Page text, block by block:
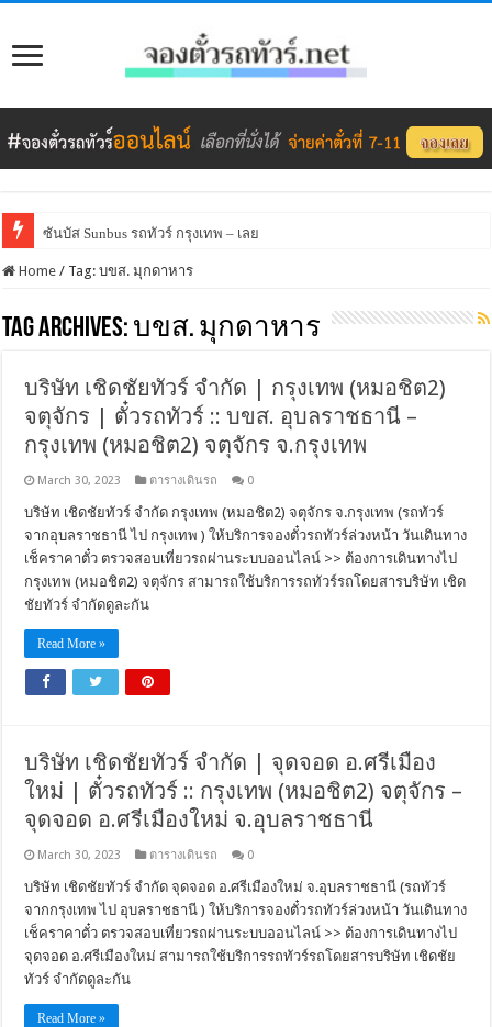
ซันบัส Sunbus รถทัวร์ กรุงเทพ – เลย
Home / Tag:บขส. มุกดาหาร
Tag Archives: บขส. มุกดาหาร
บริษัท เชิดชัยทัวร์ จำกัด | กรุงเทพ (หมอชิต2)
จตุจักร | ตั๋วรถทัวร์ :: บขส. อุบลราชธานี –
กรุงเทพ (หมอชิต2) จตุจักร จ.กรุงเทพ
March 30, 2023 ตารางเดินรถ 0
บริษัท เชิดชัยทัวร์ จำกัด กรุงเทพ (หมอชิต2) จตุจักร จ.กรุงเทพ (รถทัวร์
จากอุบลราชธานี ไป กรุงเทพ ) ให้บริการจองตั๋วรถทัวร์ล่วงหน้า วันเดินทาง
เช็คราคาตั๋ว ตรวจสอบเที่ยวรถผ่านระบบออนไลน์ >> ต้องการเดินทางไป
กรุงเทพ (หมอชิต2) จตุจักร สามารถใช้บริการรถทัวร์รถโดยสารบริษัท เชิด
ชัยทัวร์ จำกัดดูละกัน
Read More »
บริษัท เชิดชัยทัวร์ จำกัด | จุดจอด อ.ศรีเมือง
ใหม่ | ตั๋วรถทัวร์ :: กรุงเทพ (หมอชิต2) จตุจักร –
จุดจอด อ.ศรีเมืองใหม่ จ.อุบลราชธานี
March 30, 2023 ตารางเดินรถ 0
บริษัท เชิดชัยทัวร์ จำกัด จุดจอด อ.ศรีเมืองใหม่ จ.อุบลราชธานี (รถทัวร์
จากกรุงเทพ ไป อุบลราชธานี ) ให้บริการจองตั๋วรถทัวร์ล่วงหน้า วันเดินทาง
เช็คราคาตั๋ว ตรวจสอบเที่ยวรถผ่านระบบออนไลน์ >> ต้องการเดินทางไป
จุดจอด อ.ศรีเมืองใหม่ สามารถใช้บริการรถทัวร์รถโดยสารบริษัท เชิดชัย
ทัวร์ จำกัดดูละกัน
Read More »